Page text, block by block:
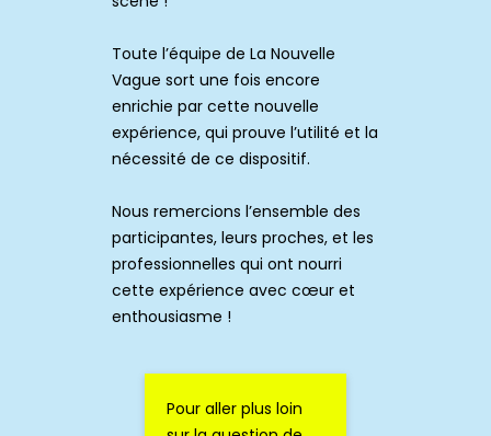
Toute l’équipe de La Nouvelle
Vague sort une fois encore
enrichie par cette nouvelle
expérience, qui prouve l’utilité et la
nécessité de ce dispositif.
Nous remercions l’ensemble des
participantes, leurs proches, et les
professionnelles qui ont nourri
cette expérience avec cœur et
enthousiasme !
Pour aller plus loin